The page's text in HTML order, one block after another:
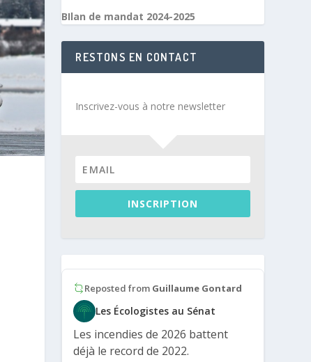
BIlan de mandat 2024-2025
RESTONS EN CONTACT
Inscrivez-vous à notre newsletter
INSCRIPTION
Reposted from Guillaume Gontard
Les Écologistes au Sénat
Les incendies de 2026 battent
déjà le record de 2022.